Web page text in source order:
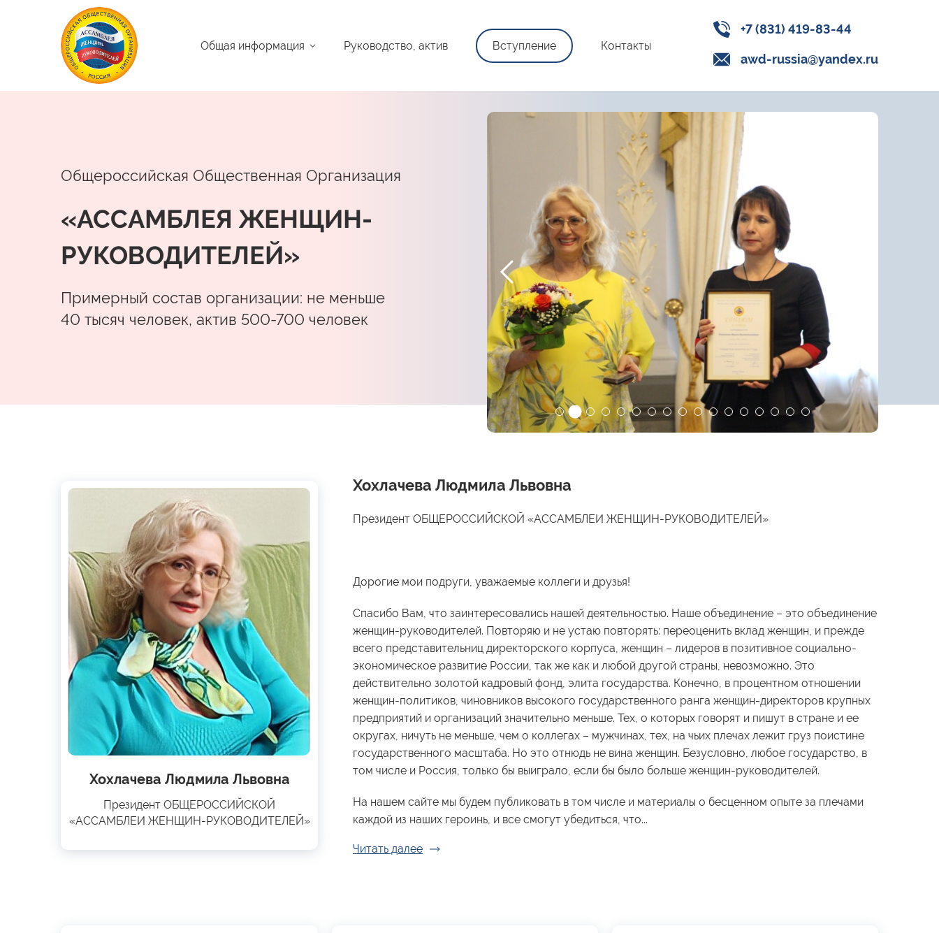
Общая информация Руководство, актив Вступление Контакты
+7 (831) 419-83-44
awd-russia@yandex.ru
Общероссийская Общественная Организация
«АССАМБЛЕЯ ЖЕНЩИН-
РУКОВОДИТЕЛЕЙ»
Примерный состав организации: не меньше
40 тысяч человек, актив 500-700 человек
Хохлачева Людмила Львовна
Президент ОБЩЕРОССИЙСКОЙ
«АССАМБЛЕИ ЖЕНЩИН-РУКОВОДИТЕЛЕЙ»
Хохлачева Людмила Львовна
Президент ОБЩЕРОССИЙСКОЙ «АССАМБЛЕИ ЖЕНЩИН-РУКОВОДИТЕЛЕЙ»
Дорогие мои подруги, уважаемые коллеги и друзья!
Спасибо Вам, что заинтересовались нашей деятельностью. Наше объединение – это объединение
женщин-руководителей. Повторяю и не устаю повторять: переоценить вклад женщин, и прежде
всего представительниц директорского корпуса, женщин – лидеров в позитивное социально-
экономическое развитие России, так же как и любой другой страны, невозможно. Это
действительно золотой кадровый фонд, элита государства. Конечно, в процентном отношении
женщин-политиков, чиновников высокого государственного ранга женщин-директоров крупных
предприятий и организаций значительно меньше. Тех, о которых говорят и пишут в стране и ее
округах, ничуть не меньше, чем о коллегах – мужчинах, тех, на чьих плечах лежит груз поистине
государственного масштаба. Но это отнюдь не вина женщин. Безусловно, любое государство, в
том числе и Россия, только бы выиграло, если бы было больше женщин-руководителей.
На нашем сайте мы будем публиковать в том числе и материалы о бесценном опыте за плечами
каждой из наших героинь, и все смогут убедиться, что...
Читать далее